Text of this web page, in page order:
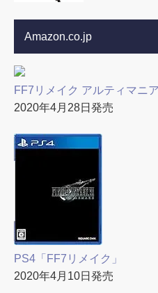
Amazon.co.jp
FF7リメイク アルティマニア
2020年4月28日発売
PS4「FF7リメイク」
2020年4月10日発売